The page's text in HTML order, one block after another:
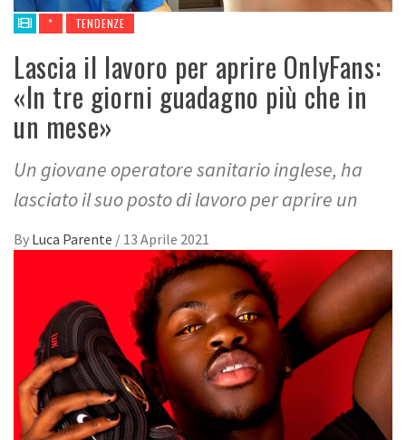
* TENDENZE
Lascia il lavoro per aprire OnlyFans:
«In tre giorni guadagno più che in
un mese»
Un giovane operatore sanitario inglese, ha
lasciato il suo posto di lavoro per aprire un
By Luca Parente / 13 Aprile 2021